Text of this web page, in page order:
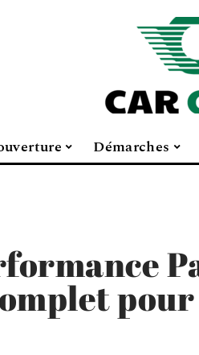
Démarches
pour